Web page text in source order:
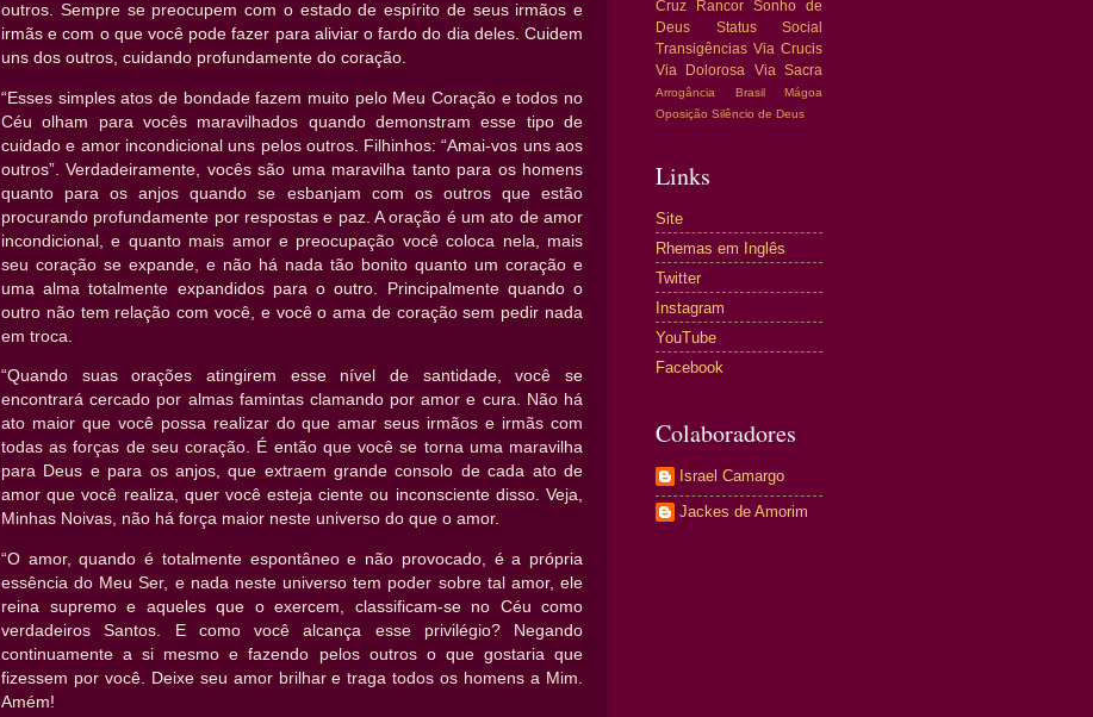
outros. Sempre se preocupem com o estado de espírito de seus irmãos e
irmãs e com o que você pode fazer para aliviar o fardo do dia deles. Cuidem
uns dos outros, cuidando profundamente do coração.
“Esses simples atos de bondade fazem muito pelo Meu Coração e todos no
Céu olham para vocês maravilhados quando demonstram esse tipo de
cuidado e amor incondicional uns pelos outros. Filhinhos: “Amai-vos uns aos
outros”. Verdadeiramente, vocês são uma maravilha tanto para os homens
quanto para os anjos quando se esbanjam com os outros que estão
procurando profundamente por respostas e paz. A oração é um ato de amor
incondicional, e quanto mais amor e preocupação você coloca nela, mais
seu coração se expande, e não há nada tão bonito quanto um coração e
uma alma totalmente expandidos para o outro. Principalmente quando o
outro não tem relação com você, e você o ama de coração sem pedir nada
em troca.
“Quando suas orações atingirem esse nível de santidade, você se
encontrará cercado por almas famintas clamando por amor e cura. Não há
ato maior que você possa realizar do que amar seus irmãos e irmãs com
todas as forças de seu coração. É então que você se torna uma maravilha
para Deus e para os anjos, que extraem grande consolo de cada ato de
amor que você realiza, quer você esteja ciente ou inconsciente disso. Veja,
Minhas Noivas, não há força maior neste universo do que o amor.
“O amor, quando é totalmente espontâneo e não provocado, é a própria
essência do Meu Ser, e nada neste universo tem poder sobre tal amor, ele
reina supremo e aqueles que o exercem, classificam-se no Céu como
verdadeiros Santos. E como você alcança esse privilégio? Negando
continuamente a si mesmo e fazendo pelos outros o que gostaria que
fizessem por você. Deixe seu amor brilhar e traga todos os homens a Mim.
Amém!
Cruz
Rancor
Sonho de
Deus
Status Social
Transigências Via Crucis
Via Dolorosa
Via Sacra
Arrogância Brasil
Mágoa
Oposição Silêncio de Deus
Links
Site
Rhemas em Inglês
Twitter
Instagram
YouTube
Facebook
Colaboradores
Israel Camargo
Jackes de Amorim